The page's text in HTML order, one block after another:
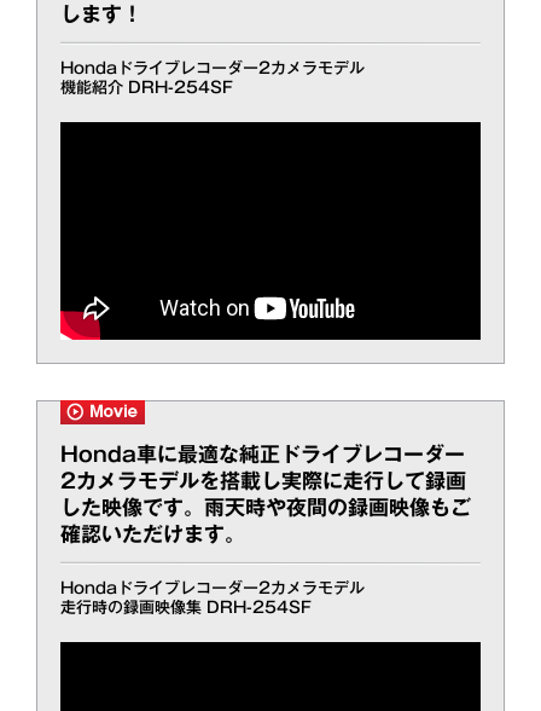
します！
Hondaドライブレコーダー2カメラモデル
機能紹介 DRH-254SF
Honda車に最適な純正ドライブレコーダー
2カメラモデルを搭載し実際に走行して録画
した映像です。雨天時や夜間の録画映像もご
確認いただけます。
Hondaドライブレコーダー2カメラモデル
走行時の録画映像集 DRH-254SF